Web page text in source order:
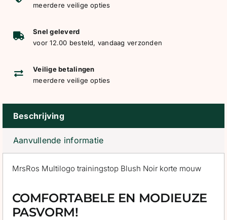
Noir
mouw
aantal
meerdere veilige opties
Snel geleverd
voor 12.00 besteld, vandaag verzonden
Veilige betalingen
meerdere veilige opties
Beschrijving
Aanvullende informatie
MrsRos Multilogo trainingstop Blush Noir korte mouw
COMFORTABELE EN MODIEUZE
PASVORM!